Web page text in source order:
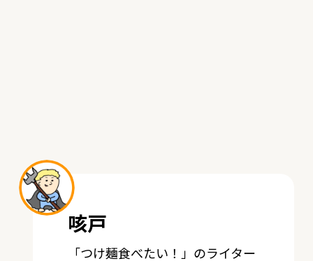
咳戸
「つけ麺食べたい！」のライター